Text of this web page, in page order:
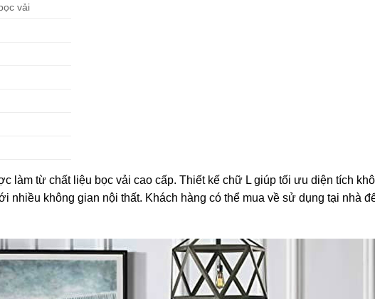
vải
làm từ chất liệu bọc vải cao cấp. Thiết kế chữ L giúp tối ưu diện tích
nhiều không gian nội thất. Khách hàng có thể mua về sử dụng tại nhà